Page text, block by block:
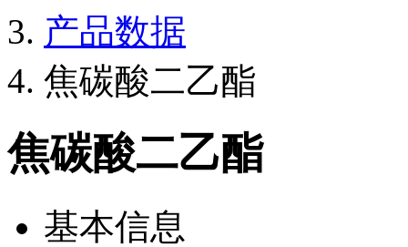
产品数据
焦碳酸二乙酯
焦碳酸二乙酯
基本信息